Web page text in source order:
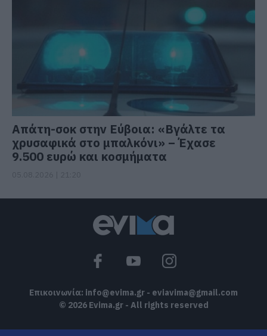
Απάτη-σοκ στην Εύβοια: «Βγάλτε τα
χρυσαφικά στο μπαλκόνι» – Έχασε
9.500 ευρώ και κοσμήματα
Επικοινωνία: info@evima.gr - eviavima@gmail.com
© 2026 Evima.gr - All rights reserved